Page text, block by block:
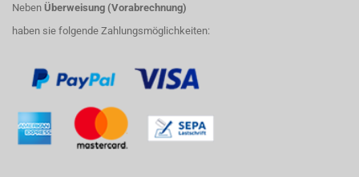
Neben Überweisung (Vorabrechnung)
haben sie folgende Zahlungsmöglichkeiten: